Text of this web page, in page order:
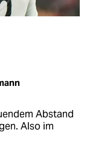
Abstand
Also im